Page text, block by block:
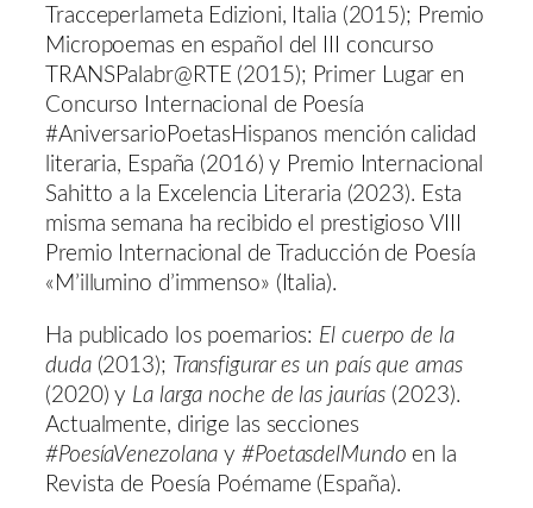
Tracceperlameta Edizioni, Italia (2015); Premio
Micropoemas en español del III concurso
TRANSPalabr@RTE (2015); Primer Lugar en
Concurso Internacional de Poesía
#AniversarioPoetasHispanos mención calidad
literaria, España (2016) y Premio Internacional
Sahitto a la Excelencia Literaria (2023). Esta
misma semana ha recibido el prestigioso VIII
Premio Internacional de Traducción de Poesía
«M’illumino d’immenso» (Italia).
Ha publicado los poemarios:​​ El cuerpo de la
duda​​ (2013);​​ Transfigurar es un país que amas​​
(2020) y​​ La larga noche de las jaurías ​​ (2023).
Actualmente, dirige las secciones
#PoesíaVenezolana y#PoetasdelMundo en la​​
Revista de Poesía Poémame​​ (España).